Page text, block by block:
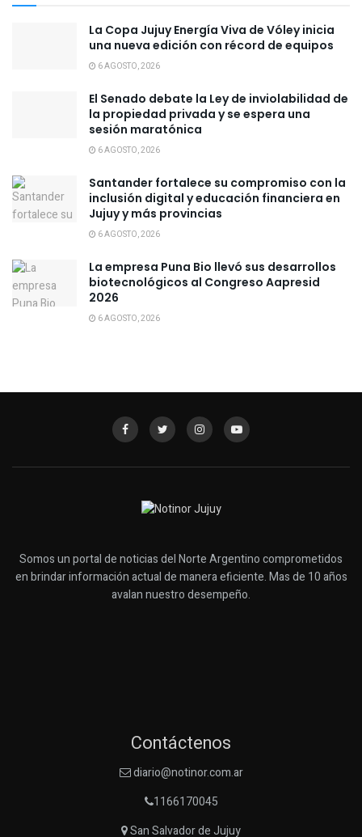
La Copa Jujuy Energía Viva de Vóley inicia
una nueva edición con récord de equipos
6 AGOSTO, 2026
El Senado debate la Ley de inviolabilidad de
la propiedad privada y se espera una
sesión maratónica
6 AGOSTO, 2026
Santander fortalece su compromiso con la
inclusión digital y educación financiera en
Jujuy y más provincias
6 AGOSTO, 2026
La empresa Puna Bio llevó sus desarrollos
biotecnológicos al Congreso Aapresid
2026
6 AGOSTO, 2026
Somos un portal de noticias del Norte Argentino comprometidos
en brindar información actual de manera eficiente. Mas de 10 años
avalan nuestro desempeño.
Contáctenos
diario@notinor.com.ar
1166170045
San Salvador de Jujuy